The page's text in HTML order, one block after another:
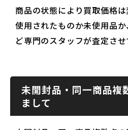
商品の状態により買取価格は
使用されたものか未使用品
ど専門のスタッフが査定させ
未開封品・同一商品複
まして